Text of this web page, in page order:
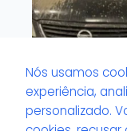
Nós usamos
experiência,
personalizado.